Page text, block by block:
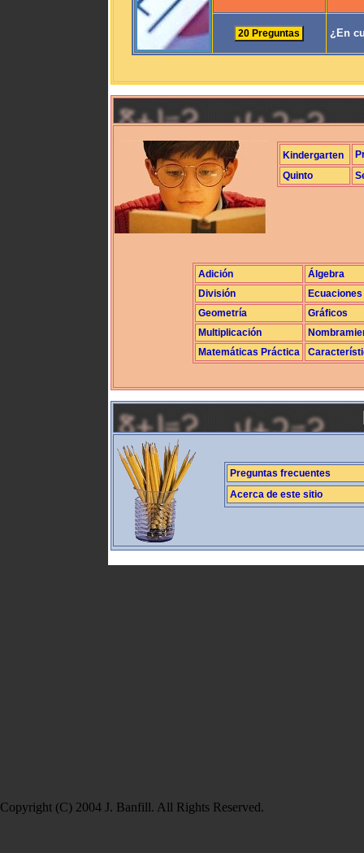
¿En
Kindergarten
Quinto
Adición
Álgebra
División
Ecuaciones
Geometría
Gráficos
Multiplicación
Matemáticas Práctica
Preguntas frecuentes
Acerca de este sitio
Copyright (C) 2004 J. Banfill. All Rights Reserved.